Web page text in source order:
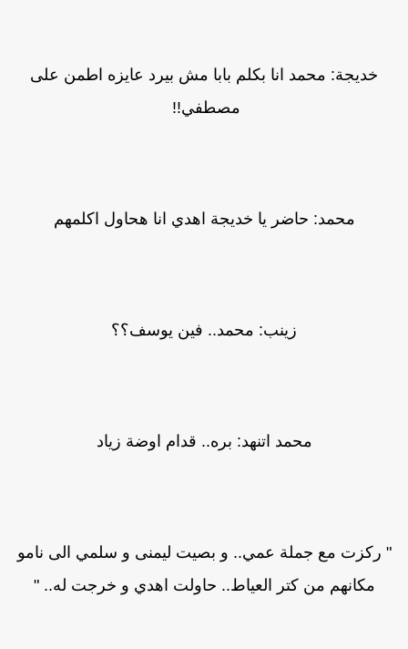
خديجة: محمد انا بكلم بابا مش بيرد عايزه اطمن على
مصطفي!!
محمد: حاضر يا خديجة اهدي انا هحاول اكلمهم
زينب: محمد.. فين يوسف؟؟
محمد اتنهد: بره.. قدام اوضة زياد
" ركزت مع جملة عمي.. و بصيت ليمنى و سلمي الى نامو
مكانهم من كتر العياط.. حاولت اهدي و خرجت له.. "